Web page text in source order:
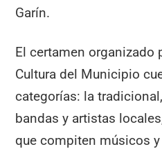
Garín.
El certamen organizado
Cultura del Municipio
categorías: la
bandas y artistas
que compiten músicos